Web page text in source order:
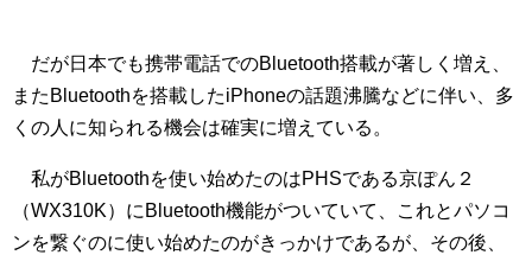
だが日本でも携帯電話でのBluetooth搭載が著しく増え、
またBluetoothを搭載したiPhoneの話題沸騰などに伴い、多
くの人に知られる機会は確実に増えている。
私がBluetoothを使い始めたのはPHSである京ぽん２
（WX310K）にBluetooth機能がついていて、これとパソコ
ンを繋ぐのに使い始めたのがきっかけであるが、その後、